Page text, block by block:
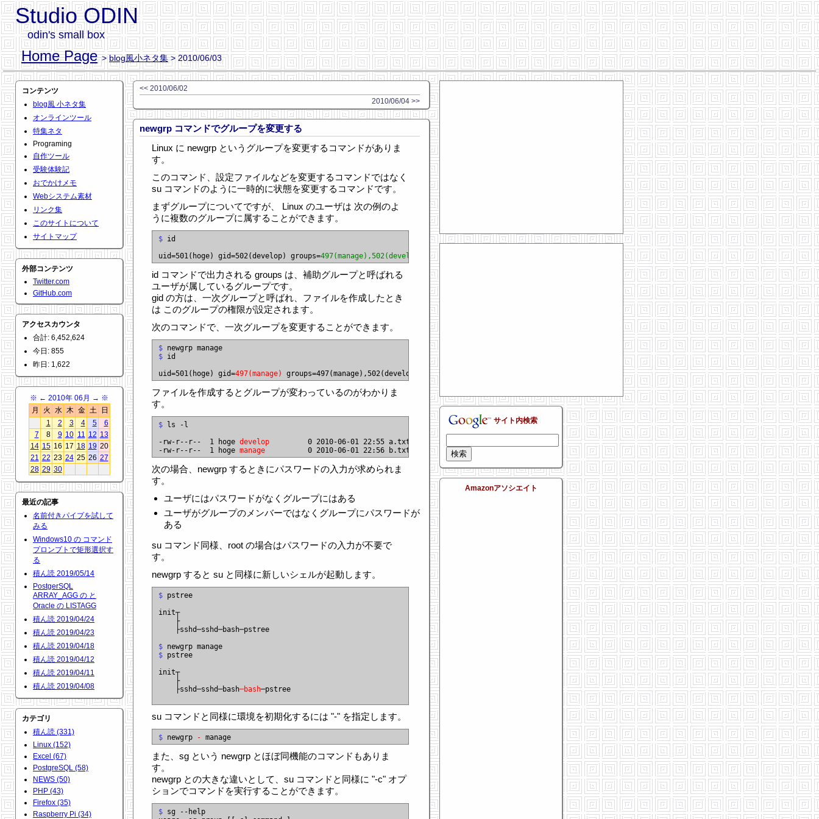
Studio ODIN
odin's small box
Home Page >blog風小ネタ集> 2010/06/03
コンテンツ
blog風 小ネタ集
オンラインツール
特集ネタ
Programing
自作ツール
受験体験記
おでかけメモ
Webシステム素材
リンク集
このサイトについて
サイトマップ
外部コンテンツ
Twitter.com
GitHub.com
アクセスカウンタ
合計: 6,452,624
今日: 855
昨日: 1,622
※ ← 2010年 06月 → ※
月
火 水 木 金 土
日
1
2 3 4 5
6
7
8 9 10 11 12 13
14 15 16 17 18 19 20
21 22 23 24 25 26 27
28 29 30
最近の記事
名前付きパイプを試して
みる
Windows10 の コマンド
プロンプトで矩形選択す
る
積ん読 2019/05/14
PostgerSQL
ARRAY_AGG の と
Oracle の LISTAGG
積ん読 2019/04/24
積ん読 2019/04/23
積ん読 2019/04/18
積ん読 2019/04/12
積ん読 2019/04/11
積ん読 2019/04/08
カテゴリ
積ん読 (331)
Linux (152)
Excel (67)
PostgreSQL (58)
NEWS (50)
PHP (43)
Firefox (35)
Raspberry Pi (34)
<< 2010/06/02
2010/06/04 >>
newgrp コマンドでグループを変更する
Linux に newgrp というグループを変更するコマンドがありま
す。
このコマンド、設定ファイルなどを変更するコマンドではなく
su コマンドのように一時的に状態を変更するコマンドです。
まずグループについてですが、 Linux のユーザは 次の例のよ
うに複数のグループに属することができます。
$ id
uid=501(hoge) gid=502(develop) groups=497(manage),502(develop)
id コマンドで出力される groups は、補助グループと呼ばれる
ユーザが属しているグループです。
gid の方は、一次グループと呼ばれ、ファイルを作成したとき
は このグループの権限が設定されます。
次のコマンドで、一次グループを変更することができます。
$
$ id
uid=501(hoge) gid=497(manage)
ファイルを作成するとグループが変わっているのがわかりま
す。
$ ls -l
-rw-r--r--  1 hoge develop
         0 2010-06-01 22:55 a.txt
-rw-r--r--  1 hoge manage
次の場合、newgrp するときにパスワードの入力が求められま
す。
ユーザにはパスワードがなくグループにはある
ユーザがグループのメンバーではなくグループにパスワードが
ある
su コマンド同様、root の場合はパスワードの入力が不要で
す。
newgrp すると su と同様に新しいシェルが起動します。
$ pstree
init┬
    ├
    ├sshd─sshd─bash─pstree
$
$ pstree
init┬
    ├
    ├sshd─sshd─bash
─bash─pstree
su コマンドと同様に環境を初期化するには "-" を指定します。
$ newgrp -
また、sg という newgrp とほぼ同機能のコマンドもありま
す。
newgrp との大きな違いとして、su コマンドと同様に "-c" オプ
ションでコマンドを実行することができます。
$ sg --help
サイト内検索
Amazonアソシエイト